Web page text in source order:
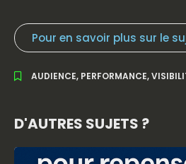
Pour en savoir plus sur le
AUDIENCE, PERFORMANCE,
D'AUTRES SUJETS ?